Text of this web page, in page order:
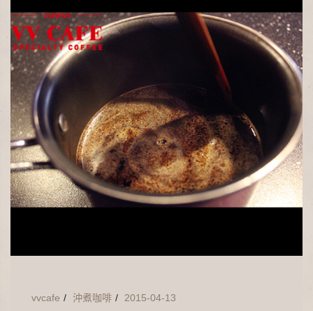
vvcafe 沖煮咖啡 2015-04-13